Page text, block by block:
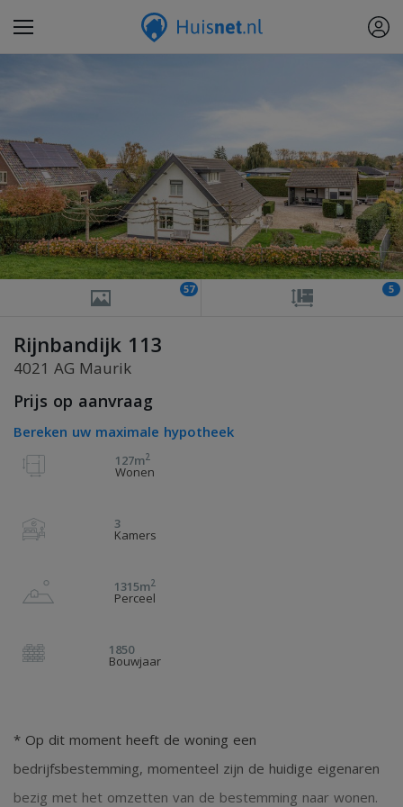
57 5
Rijnbandijk 113
4021 AG Maurik
Prijs op aanvraag
Bereken uw maximale hypotheek
127m2
Wonen
3
Kamers
1315m2
Perceel
1850
Bouwjaar
* Op dit moment heeft de woning een
bedrijfsbestemming, momenteel zijn de huidige eigenaren
bezig met het omzetten van de bestemming naar wonen.